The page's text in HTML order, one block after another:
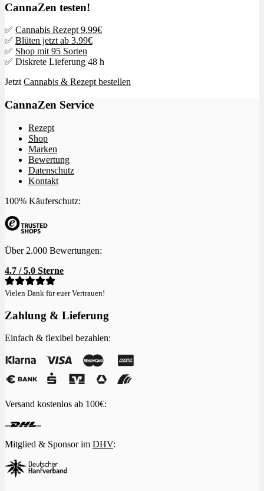
CannaZen testen!
✅ Cannabis Rezept 9.99€
✅ Blüten jetzt ab 3.99€
✅ Shop mit 95 Sorten
✅ Diskrete Lieferung 48 h
JetztCannabis & Rezept bestellen
CannaZen Service
Rezept
Shop
Marken
Bewertung
Datenschutz
Kontakt
100% Käuferschutz:
Über 2.000 Bewertungen:
4.7 / 5.0 Sterne
Vielen Dank für euer Vertrauen!
Zahlung & Lieferung
Einfach & flexibel bezahlen:
Versand kostenlos ab 100€:
Mitglied & Sponsor im DHV: